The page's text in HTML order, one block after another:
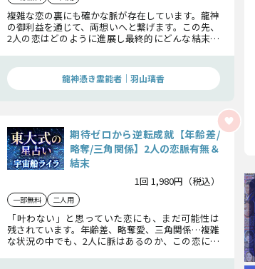
複雑な恋の裏にも確かな脈が存在しています。龍神
の御利益を通じて、両想いへと繋げます。この先、
2人の恋はどのように進展し最終的にどんな結末へ
龍神憑き霊能者｜羽山璃香
期待ゼロから逆転成就【年齢差/
略奪/三角関係】2人の恋脈有無＆
結末
1回 1,980円（税込）
一部無料 二人用
「叶わない」と思っていた恋にも、まだ可能性は
残されています。年齢差、略奪愛、三角関係…複雑
な状況の中でも、2人に脈はあるのか、この恋に未